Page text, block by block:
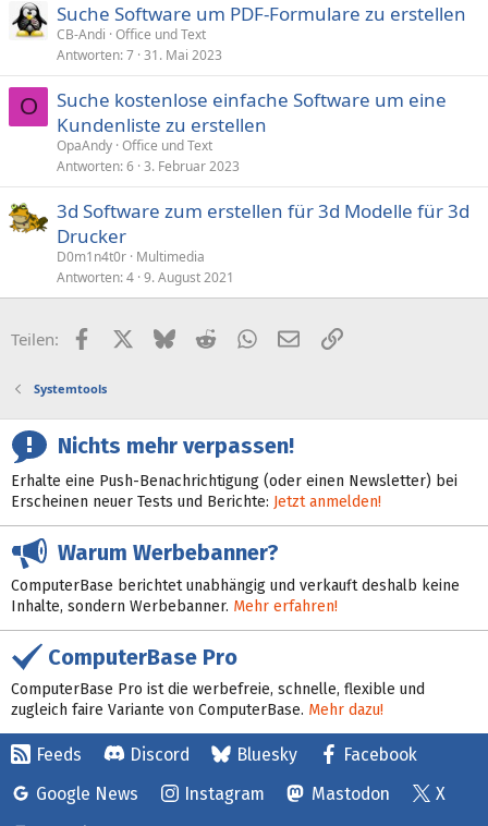
Suche Software um PDF-Formulare zu erstellen
CB-Andi Office und Text
Antworten 7 31. Mai 2023
O
Suche kostenlose einfache Software um eine
Kundenliste zu erstellen
OpaAndy Office und Text
Antworten 6 3. Februar 2023
3d Software zum erstellen für 3d Modelle für 3d
Drucker
D0m1n4t0r Multimedia
Antworten 4 9. August 2021
Teilen: FacebookX (Twitter)
BlueskyRedditWhatsApp
E-MailLink
Systemtools
Nichts mehr verpassen!
Erhalte eine Push-Benachrichtigung (oder einen Newsletter) bei
Erscheinen neuer Tests und Berichte: Jetzt anmelden!
Warum Werbebanner?
ComputerBase berichtet unabhängig und verkauft deshalb keine
Inhalte, sondern Werbebanner. Mehr erfahren!
ComputerBase Pro
ComputerBase Pro ist die werbefreie, schnelle, flexible und
zugleich faire Variante von ComputerBase. Mehr dazu!
Feeds Discord Bluesky
Facebook
Google News
Instagram Mastodon
X